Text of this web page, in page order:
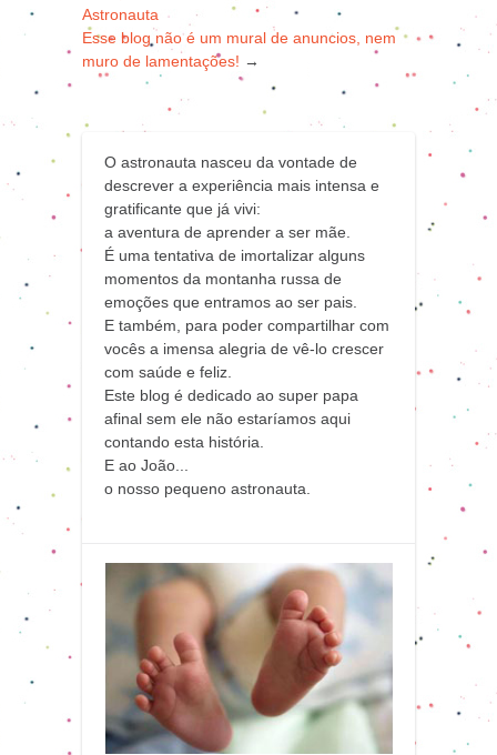
Astronauta
Esse blog não é um mural de anuncios, nem
muro de lamentações! →
O astronauta nasceu da vontade de
descrever a experiência mais intensa e
gratificante que já vivi:
a aventura de aprender a ser mãe.
É uma tentativa de imortalizar alguns
momentos da montanha russa de
emoções que entramos ao ser pais.
E também, para poder compartilhar com
vocês a imensa alegria de vê-lo crescer
com saúde e feliz.
Este blog é dedicado ao super papa
afinal sem ele não estaríamos aqui
contando esta história.
E ao João...
o nosso pequeno astronauta.